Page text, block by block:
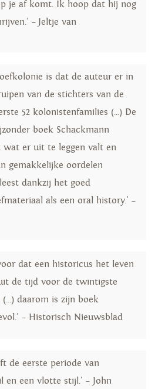
je af komt. Ik hoop dat hij nog
– Jeltje van
is dat de auteur er in
van de stichters van de
52 kolonistenfamilies (...) De
boek Schackmann
er uit te leggen valt en
gemakkelijke oordelen
dankzij het goed
als een oral history.' –
dat een historicus het leven
de tijd voor de twintigste
daarom is zijn boek
– Historisch Nieuwsblad
de eerste periode van
en een vlotte stijl.' – John